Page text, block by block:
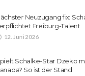
Neuzugang fix:
Freiburg-Talent
12. Juni 2026
Schalke-Star Dzeko
So ist der Stand